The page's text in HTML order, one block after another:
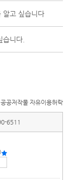
알고 싶습니다
니다.
6511